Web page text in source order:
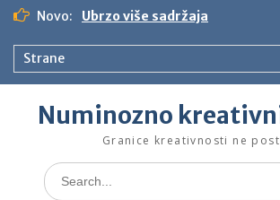
t
Novo: Ubrzo više sadržaja
Strane
Numinozno
Granice kreativnosti ne
S
e